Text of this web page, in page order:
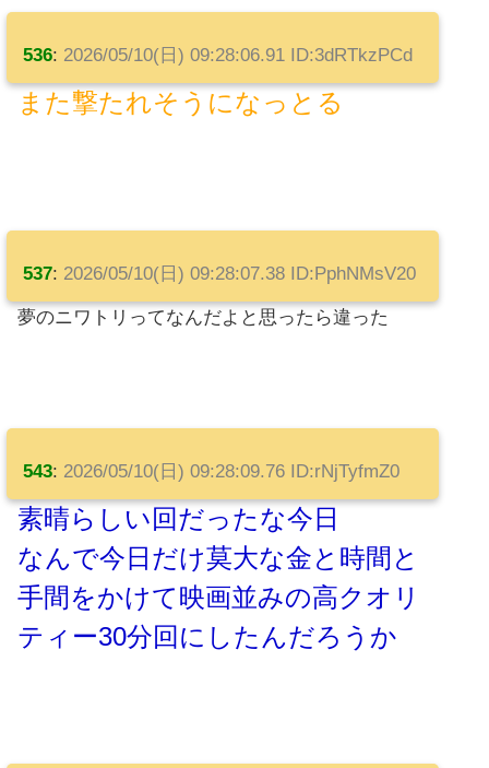
536: 2026/05/10(日) 09:28:06.91 ID:3dRTkzPCd
また撃たれそうになっとる
537: 2026/05/10(日) 09:28:07.38 ID:PphNMsV20
夢のニワトリってなんだよと思ったら違った
543: 2026/05/10(日) 09:28:09.76 ID:rNjTyfmZ0
素晴らしい回だったな今日
なんで今日だけ莫大な金と時間と
手間をかけて映画並みの高クオリ
ティー30分回にしたんだろうか